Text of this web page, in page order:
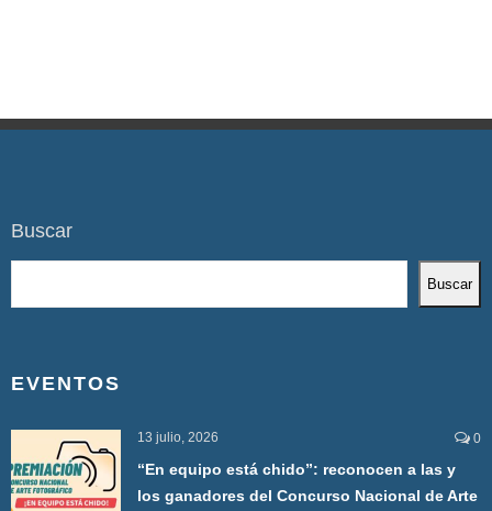
Buscar
Buscar
EVENTOS
13 julio, 2026 0
“En equipo está chido”: reconocen a las y
los ganadores del Concurso Nacional de Arte